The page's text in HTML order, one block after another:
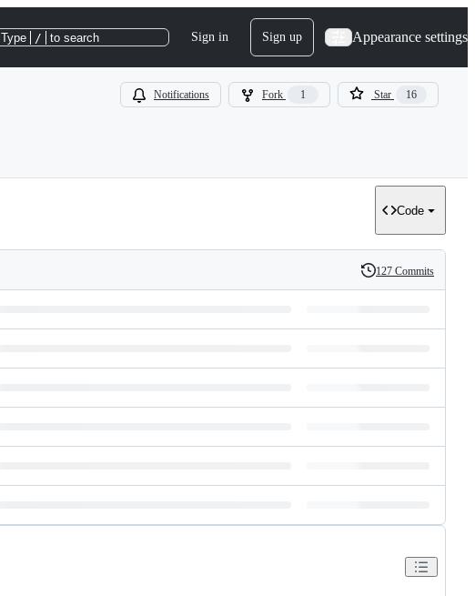
Type / to search Sign in Sign up Appearance settings
Notifications Fork 1 Star 16
Code
History
127 Commits